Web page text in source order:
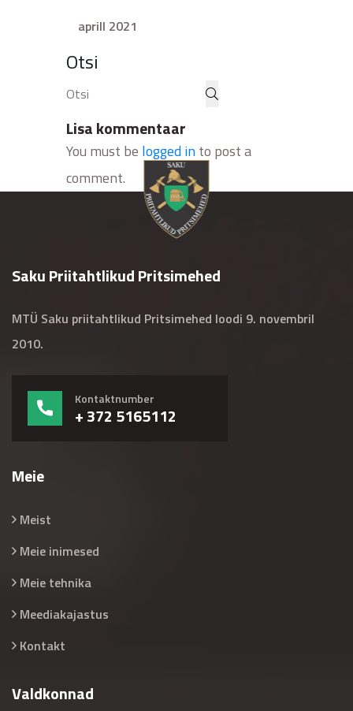
aprill 2021
Otsi
Lisa kommentaar
You must be logged into post a
comment.
Saku Priitahtlikud Pritsimehed
MTÜ Saku priitahtlikud Pritsimehed loodi 9. novembril
2010.
Kontaktnumber
+ 372 5165112
Meie
Meist
Meie inimesed
Meie tehnika
Meediakajastus
Kontakt
Valdkonnad